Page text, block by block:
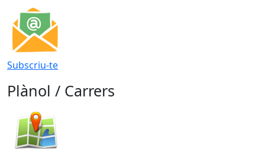
Subscriu-te
Plànol / Carrers